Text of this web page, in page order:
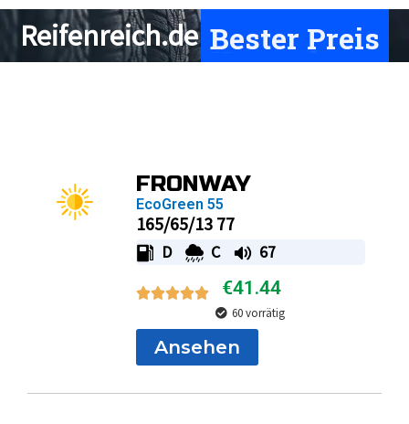
Reifenreich.de Bester Preis
FRONWAY
EcoGreen 55
165/65/13 77
D C 67
€41.44
60 vorrätig
Ansehen